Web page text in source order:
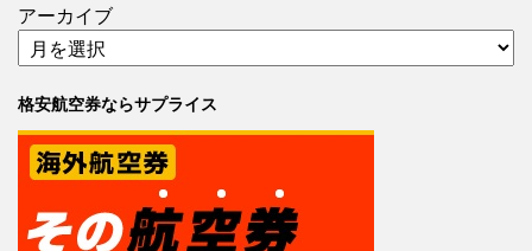
アーカイブ
格安航空券ならサプライス